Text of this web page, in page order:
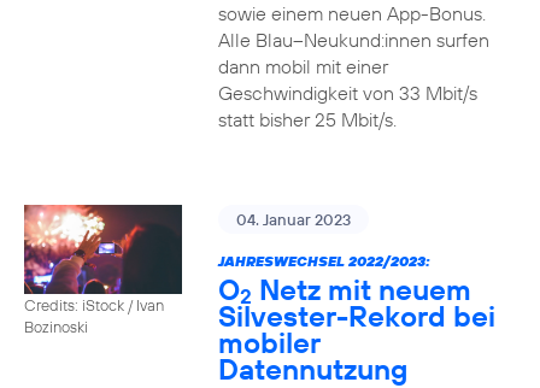
sowie einem neuen App-Bonus.
Alle Blau–Neukund:innen surfen
dann mobil mit einer
Geschwindigkeit von 33 Mbit/s
statt bisher 25 Mbit/s.
Credits: iStock / Ivan
Bozinoski
04. Januar 2023
JAHRESWECHSEL 2022/2023:
O2 Netz mit neuem
Silvester-Rekord bei
mobiler
Datennutzung